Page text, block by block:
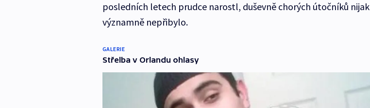
posledních letech prudce narostl, duševně chorých útočníků nijak
významně nepřibylo.
GALERIE
Střelba v Orlandu ohlasy